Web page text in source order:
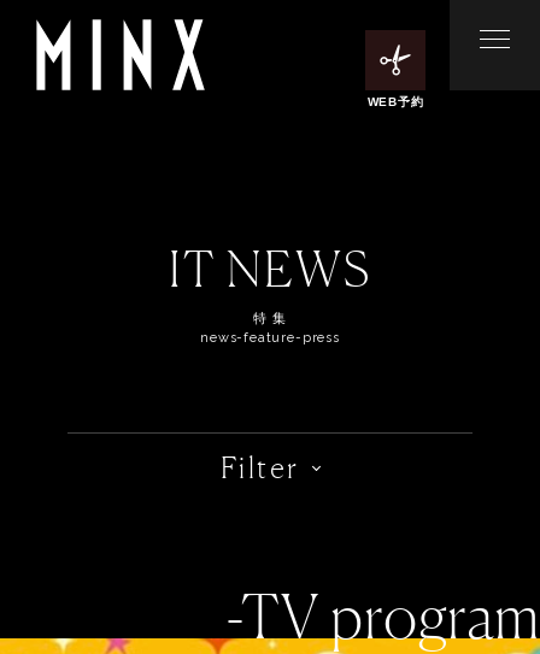
WEB予約
IT NEWS
特 集
news-feature-press
Filter
-TV program